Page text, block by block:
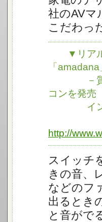
社のAVマ
こだわっ
▼リアル
「
－質感や
コンを発売
インプ
http://
スイッチ
きの音、
などのフ
出るとき
と音がで